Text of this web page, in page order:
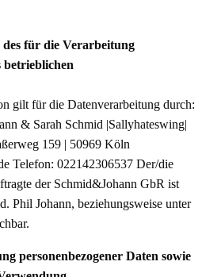
für die Verarbeitung
betrieblichen
gilt für die Datenverarbeitung durch:
& Sarah Schmid |Sallyhateswing|
159 | 50969 Köln
Telefon: 022142306537 Der/die
der Schmid&Johann GbR ist
Phil Johann, beziehungsweise unter
personenbezogener Daten sowie